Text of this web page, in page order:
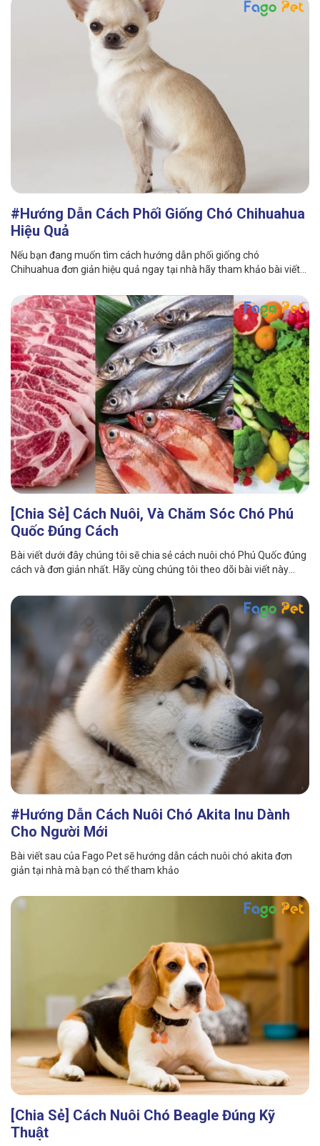
#Hướng Dẫn Cách Phối Giống Chó Chihuahua
Hiệu Quả
Nếu bạn đang muốn tìm cách hướng dẫn phối giống chó
Chihuahua đơn giản hiệu quả ngay tại nhà hãy tham khảo bài viết
[Chia Sẻ] Cách Nuôi, Và Chăm Sóc Chó Phú
Quốc Đúng Cách
Bài viết dưới đây chúng tôi sẽ chia sẻ cách nuôi chó Phú Quốc đúng
cách và đơn giản nhất. Hãy cùng chúng tôi theo dõi bài viết này
#Hướng Dẫn Cách Nuôi Chó Akita Inu Dành
Cho Người Mới
Bài viết sau của Fago Pet sẽ hướng dẫn cách nuôi chó akita đơn
giản tại nhà mà bạn có thể tham khảo
[Chia Sẻ] Cách Nuôi Chó Beagle Đúng Kỹ
Thuật